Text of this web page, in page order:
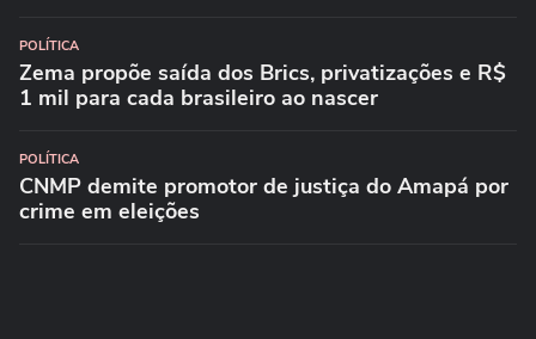
POLÍTICA
Zema propõe saída dos Brics, privatizações e R$
1 mil para cada brasileiro ao nascer
POLÍTICA
CNMP demite promotor de justiça do Amapá por
crime em eleições